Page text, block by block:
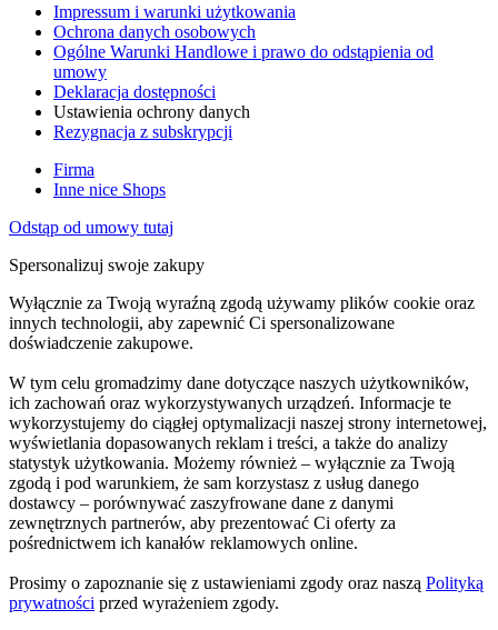
Impressum i warunki użytkowania
Ochrona danych osobowych
Ogólne Warunki Handlowe i prawo do odstąpienia od
umowy
Deklaracja dostępności
Ustawienia ochrony danych
Rezygnacja z subskrypcji
Firma
Inne nice Shops
Odstąp od umowy tutaj
Spersonalizuj swoje zakupy
Wyłącznie za Twoją wyraźną zgodą używamy plików cookie oraz
innych technologii, aby zapewnić Ci spersonalizowane
doświadczenie zakupowe.
W tym celu gromadzimy dane dotyczące naszych użytkowników,
ich zachowań oraz wykorzystywanych urządzeń. Informacje te
wykorzystujemy do ciągłej optymalizacji naszej strony internetowej,
wyświetlania dopasowanych reklam i treści, a także do analizy
statystyk użytkowania. Możemy również – wyłącznie za Twoją
zgodą i pod warunkiem, że sam korzystasz z usług danego
dostawcy – porównywać zaszyfrowane dane z danymi
zewnętrznych partnerów, aby prezentować Ci oferty za
pośrednictwem ich kanałów reklamowych online.
Prosimy o zapoznanie się z ustawieniami zgody oraz naszą Polityką
prywatności przed wyrażeniem zgody.